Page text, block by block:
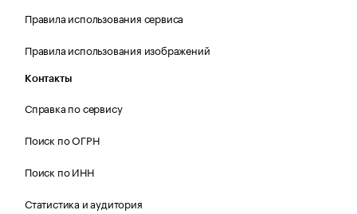
Правила использования сервиса
Правила использования изображений
Контакты
Справка по сервису
Поиск по ОГРН
Поиск по ИНН
Статистика и аудитория